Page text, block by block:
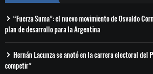
“Fuerza Suma”: el nuevo movimiento de Osvaldo
plan de desarrollo para la Argentina
Hernán Lacunza se anotó en la carrera electoral del
competir”